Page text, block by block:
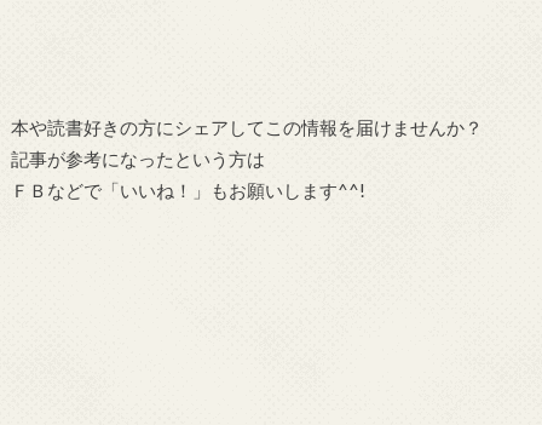
本や読書好きの方にシェアしてこの情報を届けませんか？
記事が参考になったという方は
ＦＢなどで「いいね！ 」もお願いします^^!